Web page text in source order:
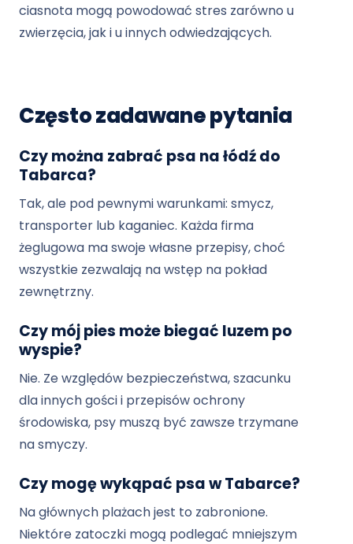
ciasnota mogą powodować stres zarówno u
zwierzęcia, jak i u innych odwiedzających.
Często zadawane pytania
Czy można zabrać psa na łódź do
Tabarca?
Tak, ale pod pewnymi warunkami: smycz,
transporter lub kaganiec. Każda firma
żeglugowa ma swoje własne przepisy, choć
wszystkie zezwalają na wstęp na pokład
zewnętrzny.
Czy mój pies może biegać luzem po
wyspie?
Nie. Ze względów bezpieczeństwa, szacunku
dla innych gości i przepisów ochrony
środowiska, psy muszą być zawsze trzymane
na smyczy.
Czy mogę wykąpać psa w Tabarce?
Na głównych plażach jest to zabronione.
Niektóre zatoczki mogą podlegać mniejszym